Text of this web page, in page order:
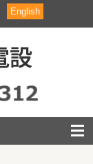
English